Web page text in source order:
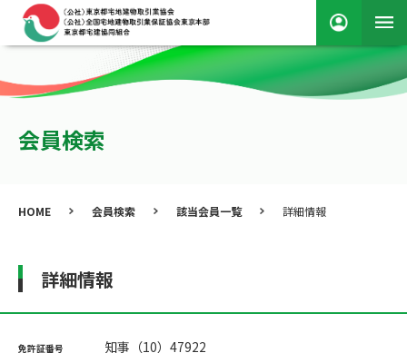
会員検索
HOME 会員検索 該当会員一覧 詳細情報
詳細情報
免許証番号 知事（10）47922